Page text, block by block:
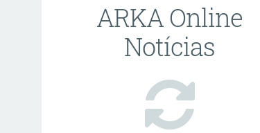
ARKA Online
Notícias